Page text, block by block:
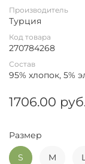
Производитель
Турция
Код товара
270784268
Состав
95% хлопок, 5%
1706.00
Размер
S M